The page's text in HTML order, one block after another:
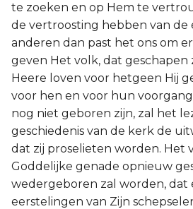
te zoeken en op Hem te
de vertroosting hebben van de
anderen dan past het ons om
geven Het volk, dat geschapen
Heere loven voor hetgeen Hij
voor hen en voor hun
nog niet geboren zijn, zal het
geschiedenis van de kerk de
dat zij proselieten worden. Het
Goddelijke genade opnieuw
wedergeboren zal worden, dat
eerstelingen van Zijn